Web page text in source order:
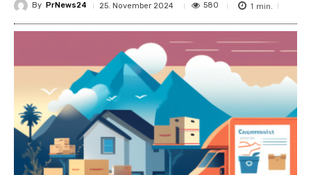
By PrNews24 25. November 2024 580 1 min.